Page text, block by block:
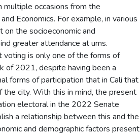
multiple occasions from the
Economics. For example, in various
on the socioeconomic and
greater attendance at urns.
is only one of the forms of
of 2021, despite having been a
forms of participation that in Cali that
city. With this in mind, the present
electoral in the 2022 Senate
a relationship between this and the
and demographic factors present